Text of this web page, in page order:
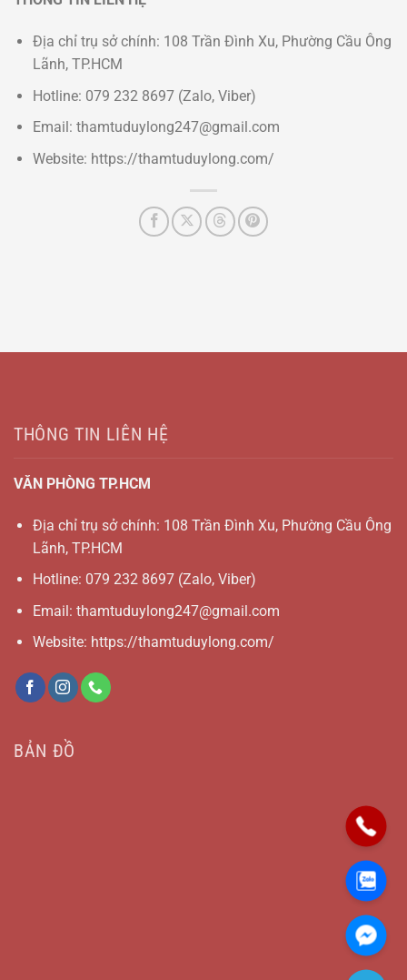
Địa chỉ trụ sở chính: 108 Trần Đình Xu, Phường Cầu Ông
Lãnh, TP.HCM
Hotline: 079 232 8697 (Zalo, Viber)
Email: thamtuduylong247@gmail.com
Website: https://thamtuduylong.com/
THÔNG TIN LIÊN HỆ
VĂN PHÒNG TP.HCM
Địa chỉ trụ sở chính: 108 Trần Đình Xu, Phường Cầu Ông
Lãnh, TP.HCM
Hotline: 079 232 8697(Zalo, Viber)
Email: thamtuduylong247@gmail.com
Website: https://thamtuduylong.com/
BẢN ĐỒ